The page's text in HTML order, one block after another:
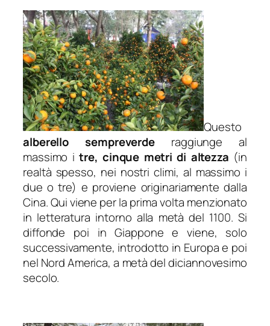
Questo
alberello sempreverde raggiunge al
massimo i tre, cinque metri di altezza (in
realtà spesso, nei nostri climi, al massimo i
due o tre) e proviene originariamente dalla
Cina. Qui viene per la prima volta menzionato
in letteratura intorno alla metà del 1100. Si
diffonde poi in Giappone e viene, solo
successivamente, introdotto in Europa e poi
nel Nord America, a metà del diciannovesimo
secolo.